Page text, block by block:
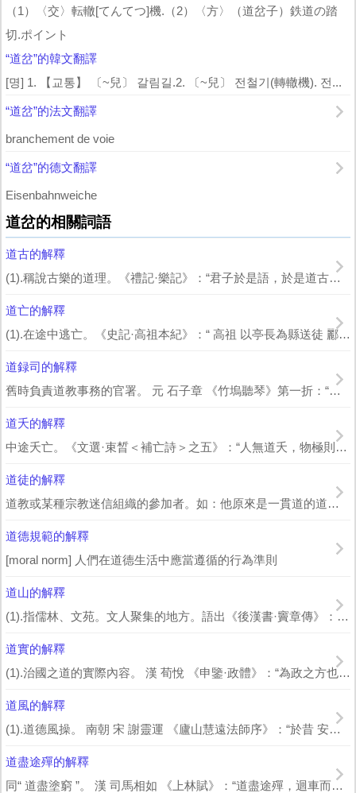
（1）〈交〉転轍[てんてつ]機.（2）〈方〉（道岔子）鉄道の踏
切.ポイント
“道岔”的韓文翻譯
[명] 1. 【교통】 〔~兒〕 갈림길.2. 〔~兒〕 전철기(轉轍機). 전...
“道岔”的法文翻譯
branchement de voie
“道岔”的德文翻譯
Eisenbahnweiche
道岔的相關詞語
道古的解釋
(1).稱說古樂的道理。《禮記·樂記》：“君子於是語，於是道古，修身及家，平均...
道亡的解釋
(1).在途中逃亡。《史記·高祖本紀》：“ 高祖 以亭長為縣送徒 酈山 ，徒多...
道録司的解釋
舊時負責道教事務的官署。 元 石子章 《竹塢聽琴》第一折：“兀那秀才，你是那裡...
道夭的解釋
中途夭亡。《文選·束晳＜補亡詩＞之五》：“人無道夭，物極則長。” 李善 註：“...
道徒的解釋
道教或某種宗教迷信組織的參加者。如：他原來是一貫道的道徒，後來宣布退道了。
道德規範的解釋
[moral norm] 人們在道德生活中應當遵循的行為準則
道山的解釋
(1).指儒林、文苑。文人聚集的地方。語出《後漢書·竇章傳》：“是時學者稱 東...
道實的解釋
(1).治國之道的實際內容。 漢 荀悅 《申鑒·政體》：“為政之方也，惟修六...
道風的解釋
(1).道德風操。 南朝 宋 謝靈運 《廬山慧遠法師序》：“於昔 安公 ，道...
道盡途殫的解釋
同“ 道盡塗窮 ”。 漢 司馬相如 《上林賦》：“道盡途殫，迴車而還。”